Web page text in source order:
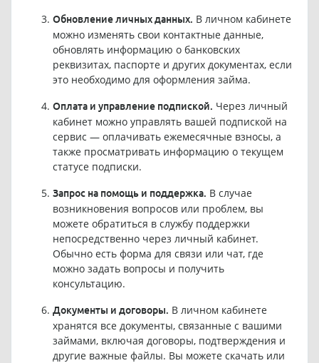
Обновление личных данных. В личном кабинете
можно изменять свои контактные данные,
обновлять информацию о банковских
реквизитах, паспорте и других документах, если
это необходимо для оформления займа.
Оплата и управление подпиской. Через личный
кабинет можно управлять вашей подпиской на
сервис — оплачивать ежемесячные взносы, а
также просматривать информацию о текущем
статусе подписки.
Запрос на помощь и поддержка. В случае
возникновения вопросов или проблем, вы
можете обратиться в службу поддержки
непосредственно через личный кабинет.
Обычно есть форма для связи или чат, где
можно задать вопросы и получить
консультацию.
Документы и договоры. В личном кабинете
хранятся все документы, связанные с вашими
займами, включая договоры, подтверждения и
другие важные файлы. Вы можете скачать или